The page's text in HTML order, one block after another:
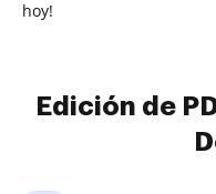
hoy!
Edición de